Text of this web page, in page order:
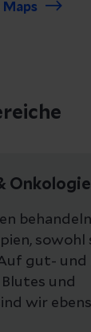
Onkologie
sowohl
gut- und
und
wir